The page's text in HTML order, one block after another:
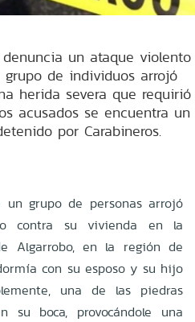
un ataque violento
de individuos arrojó
herida severa que requirió
acusados se encuentra un
por Carabineros.
grupo de personas arrojó
contra su vivienda en la
Algarrobo, en la región de
con su esposo y su hijo
una de las piedras
su boca, provocándole una